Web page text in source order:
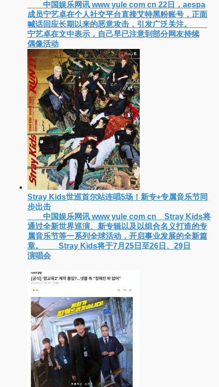
中国娱乐网讯 www yule com cn 22日，aespa
成员宁艺卓在个人社交平台直接艾特黑粉账号，正面
喊话回应长期以来的恶意攻击，引发广泛关注。
宁艺卓在文中表示，自己早已注意到部分网友持续
偶像活动
Stray Kids世巡首尔站连唱5场！新专+专属音乐节同
步出击
中国娱乐网讯 www yule com cn Stray Kids将
通过全新世界巡演、新专辑以及以组合名义打造的专
属音乐节等一系列全球活动，开启事业发展的全新篇
章。 Stray Kids将于7月25日至26日、29日
演唱会